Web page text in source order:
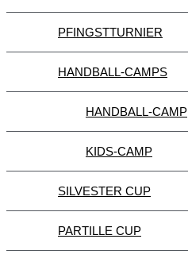
PFINGSTTURNIER
HANDBALL-CAMPS
HANDBALL-CAMP
KIDS-CAMP
SILVESTER CUP
PARTILLE CUP